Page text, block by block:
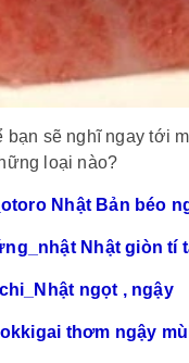
bạn sẽ nghĩ ngay tới
loại nào?
Nhật Bản béo
Nhật giòn tí
ngọt , ngậy
thơm ngậy